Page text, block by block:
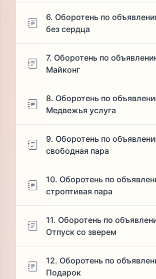
6. Оборотень по
без сердца
7. Оборотень по
Майконг
8. Оборотень по
Медвежья услуга
9. Оборотень по
свободная пара
10. Оборотень по
строптивая пара
11. Оборотень по
Отпуск со зверем
12. Оборотень по
Подарок